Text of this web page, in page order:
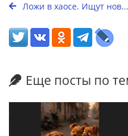
Ложи в хаосе. Ищут нов...
Еще посты по